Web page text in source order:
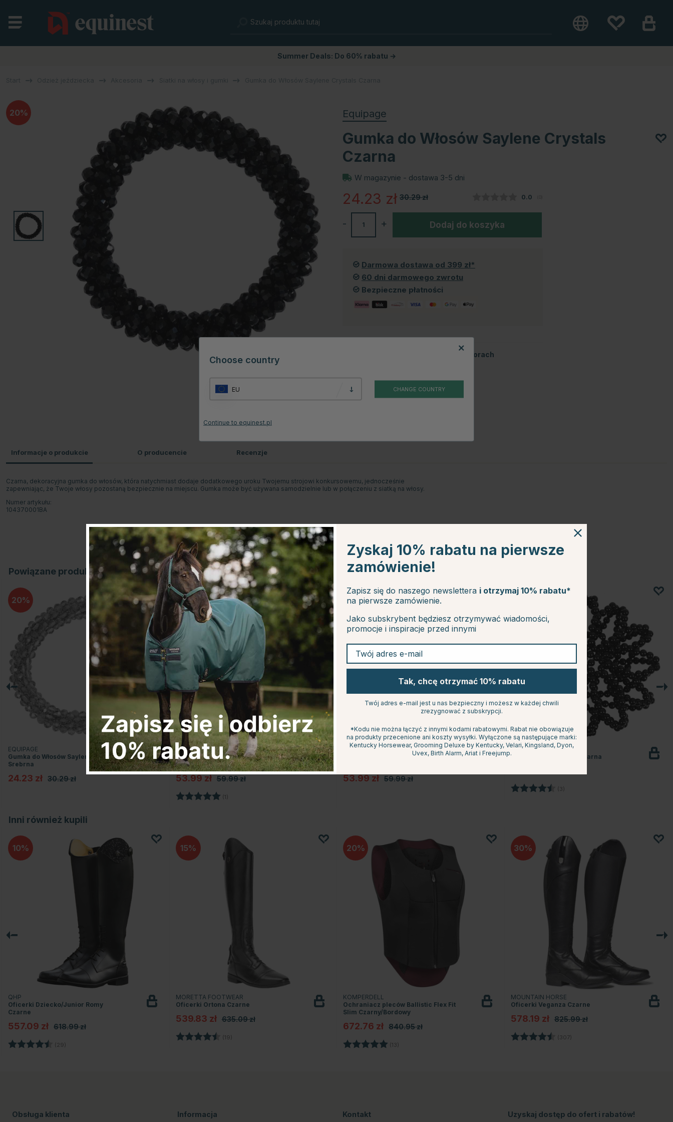
Summer Deals: Do 60% rabatu →
20 Equipage
Gumka do Włosów Saylene Crystals
Czarna
W magazynie - dostawa 3-5 dni
30.29zł
24.23 zł Średnia ocena:
0.0
+
- Dodaj do koszyka
Darmowa dostawa od 399 zł*
60 dni darmowego zwrotu
Bezpieczne płatności
Produkt dostępny również w tych kolorach
Informacje o produkcie
Czarna, dekoracyjna gumka do włosów, która natychmiast dodaje dodatkowego uroku Twojemu strojowi konkursowemu, jednocześnie
zapewniając, że Twoje włosy pozostaną bezpiecznie na miejscu. Gumka może być używana samodzielnie lub w połączeniu z siatką na włosy.
Numer artykułu:
104370001BA
O producencie Recenzje
Powiązane produkty
20
EQUIPAGE
Gumka do Włosów Saylene Crystals
Srebrna
24.23 zł 30.29 zł
10
QHP
Gumka do włosów Gloss
Rhinestone Biała
53.99 zł 59.99 zł
Ocena: (1)
10
QHP
Gumka do włosów Gloss
53.99 zł 59.99 zł
QHP
Siatka na włosy Pearl Czarna
Ocena: (3)
Inni również kupili
10
QHP
Oficerki Dziecko/Junior Romy
Czarne
557.09 zł 618.99 zł
Ocena: (29)
15
MORETTA FOOTWEAR
Oficerki Ortona Czarne
539.83 zł 635.09 zł
Ocena: (19)
20
KOMPERDELL
Ochraniacz pleców Ballistic Flex Fit
Slim Czarny/Bordowy
672.76 zł 840.95 zł
Ocena: (13)
30
MOUNTAIN HORSE
Oficerki Veganza Czarne
578.19 zł 825.99 zł
Ocena: (307)
Obsługa klienta Informacja Kontakt Uzyskaj dostęp do ofert i rabatów!
Choose country
EU CHANGE COUNTRY
Continue to equinest.pl
Zyskaj 10% rabatu na pierwsze
zamówienie!
Zapisz się do naszego newslettera i otrzymaj 10% rabatu*
na pierwsze zamówienie.
Jako subskrybent będziesz otrzymywać wiadomości,
promocje i inspiracje przed innymi
Twój adres e-mail
Tak, chcę otrzymać 10% rabatu
Twój adres e-mail jest u nas bezpieczny i możesz w każdej chwili
zrezygnować z subskrypcji.
*Kodu nie można łączyć z innymi kodami rabatowymi. Rabat nie obowiązuje
na produkty przecenione ani koszty wysyłki. Wyłączone są następujące marki:
Kentucky Horsewear, Grooming Deluxe by Kentucky, Velari, Kingsland, Dyon,
Uvex, Birth Alarm, Ariat i Freejump.